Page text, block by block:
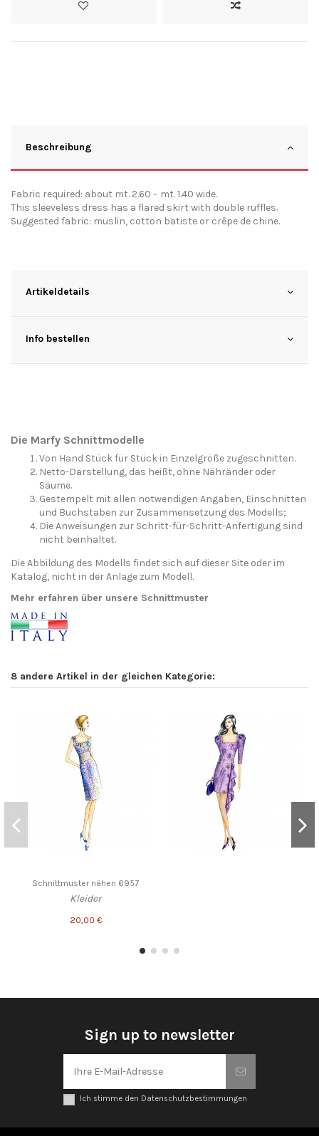
Beschreibung
Fabric required: about mt. 2.60 – mt. 1.40 wide.
This sleeveless dress has a flared skirt with double ruffles.
Suggested fabric: muslin, cotton batiste or crêpe de chine.
Artikeldetails
Info bestellen
Die Marfy Schnittmodelle
Von Hand Stück für Stück in Einzelgröße zugeschnitten.
Netto-Darstellung, das heißt, ohne Nähränder oder
Säume.
Gestempelt mit allen notwendigen Angaben, Einschnitten
und Buchstaben zur Zusammensetzung des Modells;
Die Anweisungen zur Schritt-für-Schritt-Anfertigung sind
nicht beinhaltet.
Die Abbildung des Modells findet sich auf dieser Site oder im
Katalog, nicht in der Anlage zum Modell.
Mehr erfahren über unsere Schnittmuster
8 andere Artikel in der gleichen Kategorie:
Schnittmuster nähen 6957
Kleider
20,00 €
Sign up to newsletter
Ich stimme den Datenschutzbestimmungen